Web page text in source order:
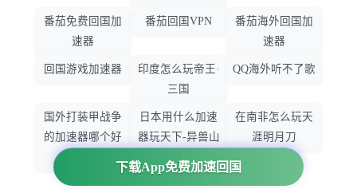
下载App免费加速回国
番茄免费回国加
速器
番茄回国VPN
番茄海外回国加
速器
回国游戏加速器
印度怎么玩帝王·
三国
QQ海外听不了歌
国外打装甲战争
的加速器哪个好
日本用什么加速
器玩天下-异兽山
海
在南非怎么玩天
涯明月刀